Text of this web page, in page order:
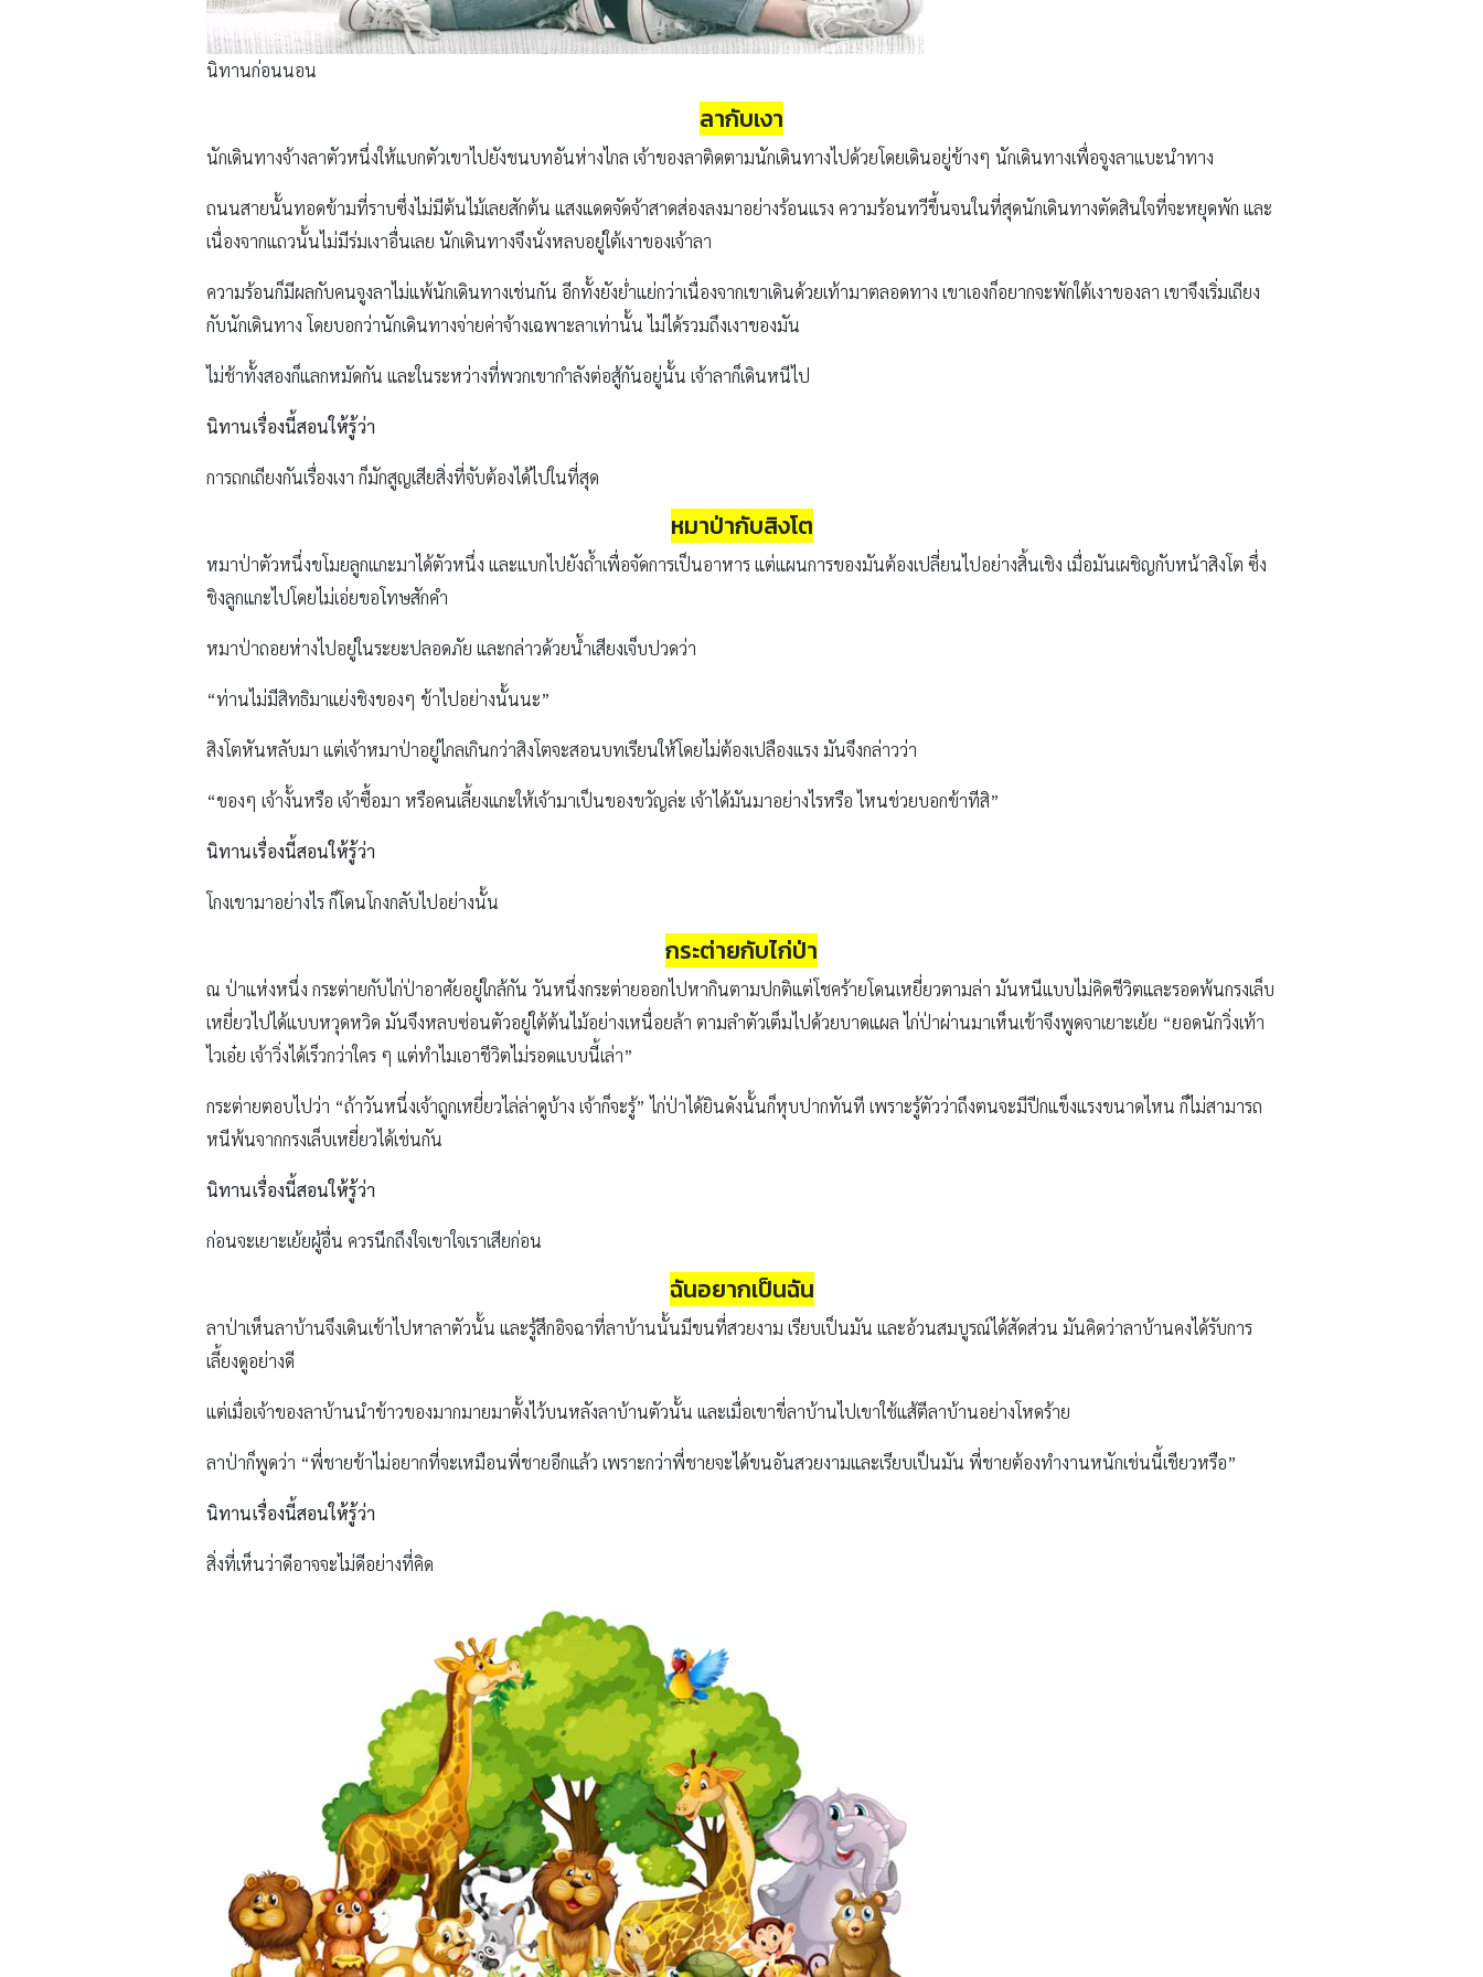
นิทานก่อนนอน
ลากับเงา
นักเดินทางจ้างลาตัวหนึ่งให้แบกตัวเขาไปยังชนบทอันห่างไกล เจ้าของลาติดตามนักเดินทางไปด้วยโดยเดินอยู่ข้างๆ นักเดินทางเพื่อจูงลาแบะนำทาง
ถนนสายนั้นทอดข้ามที่ราบซึ่งไม่มีต้นไม้เลยสักต้น แสงแดดจัดจ้าสาดส่องลงมาอย่างร้อนแรง ความร้อนทวีขึ้นจนในที่สุดนักเดินทางตัดสินใจที่จะหยุดพัก และ
เนื่องจากแถวนั้นไม่มีร่มเงาอื่นเลย นักเดินทางจึงนั่งหลบอยู่ใต้เงาของเจ้าลา
ความร้อนก็มีผลกับคนจูงลาไม่แพ้นักเดินทางเช่นกัน อีกทั้งยังย่ำแย่กว่าเนื่องจากเขาเดินด้วยเท้ามาตลอดทาง เขาเองก็อยากจะพักใต้เงาของลา เขาจึงเริ่มเถียง
กับนักเดินทาง โดยบอกว่านักเดินทางจ่ายค่าจ้างเฉพาะลาเท่านั้น ไม่ได้รวมถึงเงาของมัน
ไม่ช้าทั้งสองก็แลกหมัดกัน และในระหว่างที่พวกเขากำลังต่อสู้กันอยู่นั้น เจ้าลาก็เดินหนีไป
นิทานเรื่องนี้สอนให้รู้ว่า
การถกเถียงกันเรื่องเงา ก็มักสูญเสียสิ่งที่จับต้องได้ไปในที่สุด
หมาป่ากับสิงโต
หมาป่าตัวหนึ่งขโมยลูกแกะมาได้ตัวหนึ่ง และแบกไปยังถ้ำเพื่อจัดการเป็นอาหาร แต่แผนการของมันต้องเปลี่ยนไปอย่างสิ้นเชิง เมื่อมันเผชิญกับหน้าสิงโต ซึ่ง
ชิงลูกแกะไปโดยไม่เอ่ยขอโทษสักคำ
หมาป่าถอยห่างไปอยู่ในระยะปลอดภัย และกล่าวด้วยน้ำเสียงเจ็บปวดว่า
“ท่านไม่มีสิทธิมาแย่งชิงของๆ ข้าไปอย่างนั้นนะ”
สิงโตหันหลับมา แต่เจ้าหมาป่าอยู่ไกลเกินกว่าสิงโตจะสอนบทเรียนให้โดยไม่ต้องเปลืองแรง มันจึงกล่าวว่า
“ของๆ เจ้างั้นหรือ เจ้าซื้อมา หรือคนเลี้ยงแกะให้เจ้ามาเป็นของขวัญล่ะ เจ้าได้มันมาอย่างไรหรือ ไหนช่วยบอกข้าทีสิ”
นิทานเรื่องนี้สอนให้รู้ว่า
โกงเขามาอย่างไร ก็โดนโกงกลับไปอย่างนั้น
กระต่ายกับไก่ป่า
ณ ป่าแห่งหนึ่ง กระต่ายกับไก่ป่าอาศัยอยู่ใกล้กัน วันหนึ่งกระต่ายออกไปหากินตามปกติแต่โชคร้ายโดนเหยี่ยวตามล่า มันหนีแบบไม่คิดชีวิตและรอดพ้นกรงเล็บ
เหยี่ยวไปได้แบบหวุดหวิด มันจึงหลบซ่อนตัวอยู่ใต้ต้นไม้อย่างเหนื่อยล้า ตามลำตัวเต็มไปด้วยบาดแผล ไก่ป่าผ่านมาเห็นเข้าจึงพูดจาเยาะเย้ย “ยอดนักวิ่งเท้า
ไวเอ๋ย เจ้าวิ่งได้เร็วกว่าใคร ๆ แต่ทำไมเอาชีวิตไม่รอดแบบนี้เล่า”
กระต่ายตอบไปว่า “ถ้าวันหนึ่งเจ้าถูกเหยี่ยวไล่ล่าดูบ้าง เจ้าก็จะรู้” ไก่ป่าได้ยินดังนั้นก็หุบปากทันที เพราะรู้ตัวว่าถึงตนจะมีปีกแข็งแรงขนาดไหน ก็ไม่สามารถ
หนีพ้นจากกรงเล็บเหยี่ยวได้เช่นกัน
นิทานเรื่องนี้สอนให้รู้ว่า
ก่อนจะเยาะเย้ยผู้อื่น ควรนึกถึงใจเขาใจเราเสียก่อน
ฉันอยากเป็นฉัน
ลาป่าเห็นลาบ้านจึงเดินเข้าไปหาลาตัวนั้น และรู้สึกอิจฉาที่ลาบ้านนั้นมีขนที่สวยงาม เรียบเป็นมัน และอ้วนสมบูรณ์ได้สัดส่วน มันคิดว่าลาบ้านคงได้รับการ
เลี้ยงดูอย่างดี
แต่เมื่อเจ้าของลาบ้านนำข้าวของมากมายมาตั้งไว้บนหลังลาบ้านตัวนั้น และเมื่อเขาขี่ลาบ้านไปเขาใช้แส้ตีลาบ้านอย่างโหดร้าย
ลาป่าก็พูดว่า “พี่ชายข้าไม่อยากที่จะเหมือนพี่ชายอีกแล้ว เพราะกว่าพี่ชายจะได้ขนอันสวยงามและเรียบเป็นมัน พี่ชายต้องทำงานหนักเช่นนี้เชียวหรือ”
นิทานเรื่องนี้สอนให้รู้ว่า
สิ่งที่เห็นว่าดีอาจจะไม่ดีอย่างที่คิด